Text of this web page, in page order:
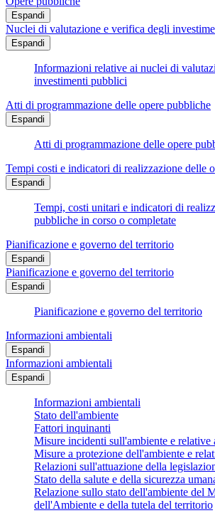
Espandi
Nuclei di valutazione e verifica degli
Espandi
Informazioni relative ai nuclei di
investimenti pubblici
Atti di programmazione delle opere pubbliche
Espandi
Atti di programmazione delle opere
Tempi costi e indicatori di realizzazione delle
Espandi
Tempi, costi unitari e indicatori di
pubbliche in corso o completate
Pianificazione e governo del territorio
Espandi
Pianificazione e governo del territorio
Espandi
Pianificazione e governo del territorio
Informazioni ambientali
Espandi
Informazioni ambientali
Espandi
Informazioni ambientali
Stato dell'ambiente
Fattori inquinanti
Misure incidenti sull'ambiente e relative
Misure a protezione dell'ambiente e
Relazioni sull'attuazione della
Stato della salute e della sicurezza
Relazione sullo stato dell'ambiente del
dell'Ambiente e della tutela del territorio